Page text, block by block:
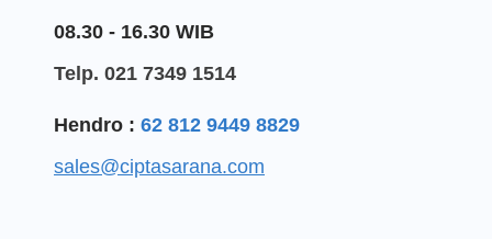
08.30 - 16.30 WIB
Telp. 021 7349 1514
Hendro : 62 812 9449 8829
sales@ciptasarana.com